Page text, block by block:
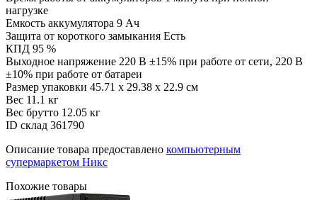
нагрузке
Емкость аккумулятора 9 Ач
Защита от короткого замыкания Есть
КПД 95 %
Выходное напряжение 220 В ±15% при работе от сети, 220 В
±10% при работе от батареи
Размер упаковки 45.71 x 29.38 x 22.9 см
Вес 11.1 кг
Вес брутто 12.05 кг
ID склад 361790
Описание товара предоставлено компьютерным
супермаркетом Никс
Похожие товары